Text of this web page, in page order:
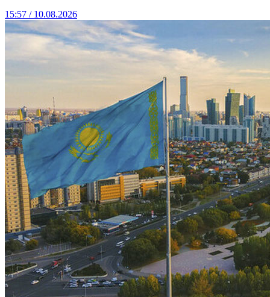
15:57 / 10.08.2026